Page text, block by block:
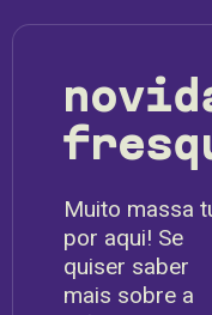
Muito massa
por aqui! Se
quiser saber
mais sobre a